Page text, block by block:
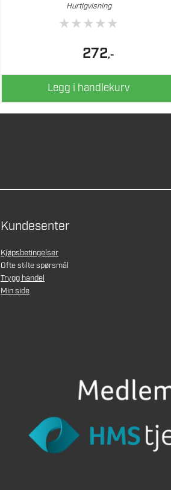
Hurtigvisning
★★★★★
272,-
Legg i handlekurv
Kundesenter
Kjøpsbetingelser
Ofte stilte spørsmål
Trygg handel
Min side